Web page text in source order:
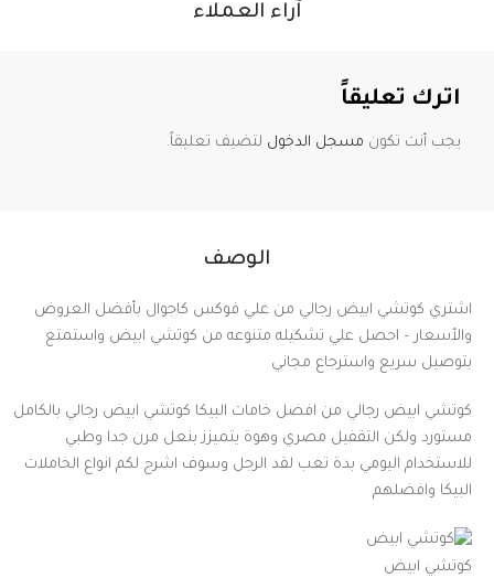
الوصف
اشتري كوتشي ابيض رجالي من علي فوكس كاجوال بأفضل العروض
والأسعار – احصل علي تشكيله متنوعه من كوتشي ابيض واستمتع
بتوصيل سريع واسترجاع مجاني
كوتشي ابيض رجالي من افضل خامات البيكا كوتشي ابيض رجالي بالكامل
مستورد ولكن التقفيل مصري وهوة يتميزز بنعل مرن جدا وطبي
للاستخدام اليومي بدة تعب لقد الرجل وسوف اشرح لكم انواع الخاملات
البيكا وافضلهم
كوتشي ابيض
آراء العملاء
اترك تعليقاً
يجب أنت تكون مسجل الدخول لتضيف تعليقاً.